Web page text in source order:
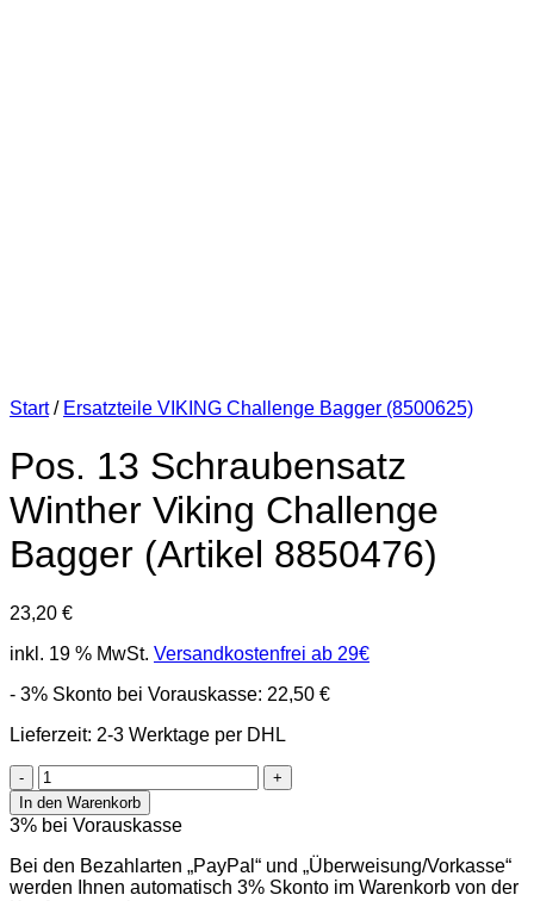
Start / Ersatzteile VIKING Challenge Bagger (8500625)
Pos. 13 Schraubensatz
Winther Viking Challenge
Bagger (Artikel 8850476)
23,20 €
inkl. 19 % MwSt. Versandkostenfrei ab 29€
- 3% Skonto bei Vorauskasse: 22,50 €
Lieferzeit: 2-3 Werktage per DHL
Pos.
13
Schraubensatz
Winther
Viking
Challenge
In den Warenkorb
3% bei Vorauskasse
Bei den Bezahlarten „PayPal“ und „Überweisung/Vorkasse“
werden Ihnen automatisch 3% Skonto im Warenkorb von der